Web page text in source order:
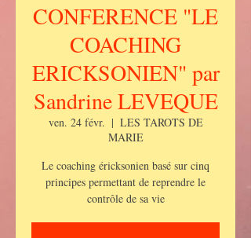
CONFERENCE "LE
COACHING
ERICKSONIEN" par
Sandrine LEVEQUE
ven. 24 févr.
  |
LES TAROTS DE
MARIE
Le coaching éricksonien basé sur cinq
principes permettant de reprendre le
contrôle de sa vie